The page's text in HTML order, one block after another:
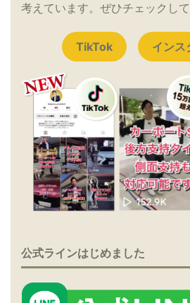
考えています。ぜひチェックし
TikTok インス
公式ラインはじめました